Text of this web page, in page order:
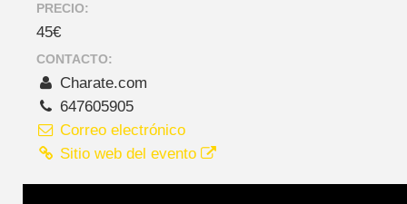
PRECIO:
45€
CONTACTO:
Charate.com
647605905
Correo electrónico
Sitio web del evento